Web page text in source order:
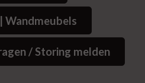
Wandmeubels
/ Storing melden